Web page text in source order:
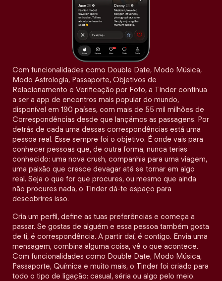
Com funcionalidades como Double Date, Modo Música,
Modo Astrologia, Passaporte, Objetivos de
Relacionamento e Verificação por Foto, a Tinder continua
a ser a app de encontros mais popular do mundo,
disponível em 190 países, com mais de 55 mil milhões de
Correspondências desde que lançámos as passagens. Por
detrás de cada uma dessas correspondências está uma
pessoa real. Esse sempre foi o objetivo. É onde vais para
conhecer pessoas que, de outra forma, nunca terias
conhecido: uma nova crush, companhia para uma viagem,
uma paixão que cresce devagar até se tornar em algo
real. Seja o que for que procures, ou mesmo que ainda
não procures nada, o Tinder dá-te espaço para
descobrires isso.
Cria um perfil, define as tuas preferências e começa a
passar. Se gostas de alguém e essa pessoa também gosta
de ti, é correspondência. A partir daí, é contigo. Envia uma
mensagem, combina alguma coisa, vê o que acontece.
Com funcionalidades como Double Date, Modo Música,
Passaporte, Química e muito mais, o Tinder foi criado para
todo o tipo de ligação: casual, séria ou algo pelo meio.